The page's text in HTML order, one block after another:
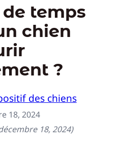
temps
chien
?
des chiens
18, 2024
18, 2024)